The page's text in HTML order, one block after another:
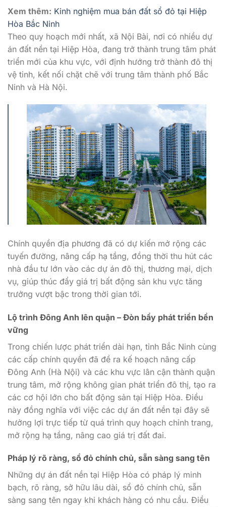
Xem thêm: Kinh nghiệm mua bán đất sổ đỏ tại Hiệp
Hòa Bắc Ninh
Theo quy hoạch mới nhất, xã Nội Bài, nơi có nhiều dự
án đất nền tại Hiệp Hòa, đang trở thành trung tâm phát
triển mới của khu vực, với định hướng trở thành đô thị
vệ tinh, kết nối chặt chẽ với trung tâm thành phố Bắc
Ninh và Hà Nội.
Chính quyền địa phương đã có dự kiến mở rộng các
tuyến đường, nâng cấp hạ tầng, đồng thời thu hút các
nhà đầu tư lớn vào các dự án đô thị, thương mại, dịch
vụ, giúp thúc đẩy giá trị bất động sản khu vực tăng
trưởng vượt bậc trong thời gian tới.
Lộ trình Đông Anh lên quận – Đòn bẩy phát triển bền
vững
Trong chiến lược phát triển dài hạn, tỉnh Bắc Ninh cùng
các cấp chính quyền đã đề ra kế hoạch nâng cấp
Đông Anh (Hà Nội) và các khu vực lân cận thành quận
trung tâm, mở rộng không gian phát triển đô thị, tạo ra
các cơ hội lớn cho bất động sản tại Hiệp Hòa. Điều
này đồng nghĩa với việc các dự án đất nền tại đây sẽ
hưởng lợi trực tiếp từ quá trình quy hoạch chỉnh trang,
mở rộng hạ tầng, nâng cao giá trị đất đai.
Pháp lý rõ ràng, sổ đỏ chính chủ, sẵn sàng sang tên
Những dự án đất nền tại Hiệp Hòa có pháp lý minh
bạch, rõ ràng, sở hữu lâu dài, sổ đỏ chính chủ, sẵn
sàng sang tên ngay khi khách hàng có nhu cầu. Điều